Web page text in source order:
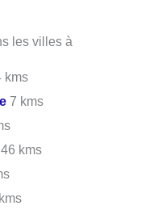
les villes à
kms
7 kms
kms